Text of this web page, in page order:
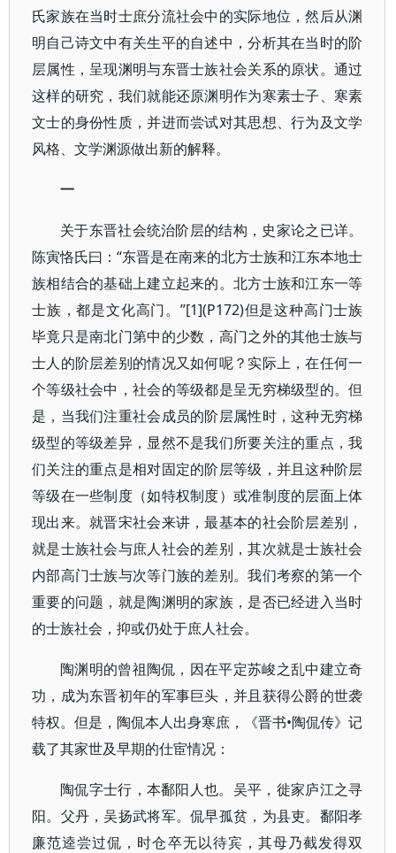
氏家族在当时士庶分流社会中的实际地位，然后从渊
明自己诗文中有关生平的自述中，分析其在当时的阶
层属性，呈现渊明与东晋士族社会关系的原状。通过
这样的研究，我们就能还原渊明作为寒素士子、寒素
文士的身份性质，并进而尝试对其思想、行为及文学
风格、文学渊源做出新的解释。
一
关于东晋社会统治阶层的结构，史家论之已详。
陈寅恪氏曰：“东晋是在南来的北方士族和江东本地士
族相结合的基础上建立起来的。北方士族和江东一等
士族，都是文化高门。”[1](P172)但是这种高门士族
毕竟只是南北门第中的少数，高门之外的其他士族与
士人的阶层差别的情况又如何呢？实际上，在任何一
个等级社会中，社会的等级都是呈无穷梯级型的。但
是，当我们注重社会成员的阶层属性时，这种无穷梯
级型的等级差异，显然不是我们所要关注的重点，我
们关注的重点是相对固定的阶层等级，并且这种阶层
等级在一些制度（如特权制度）或准制度的层面上体
现出来。就晋宋社会来讲，最基本的社会阶层差别，
就是士族社会与庶人社会的差别，其次就是士族社会
内部高门士族与次等门族的差别。我们考察的第一个
重要的问题，就是陶渊明的家族，是否已经进入当时
的士族社会，抑或仍处于庶人社会。
陶渊明的曾祖陶侃，因在平定苏峻之乱中建立奇
功，成为东晋初年的军事巨头，并且获得公爵的世袭
特权。但是，陶侃本人出身寒庶，《晋书•陶侃传》记
载了其家世及早期的仕宦情况：
陶侃字士行，本鄱阳人也。吴平，徙家庐江之寻
阳。父丹，吴扬武将军。侃早孤贫，为县吏。鄱阳孝
廉范逵尝过侃，时仓卒无以待宾，其母乃截发得双